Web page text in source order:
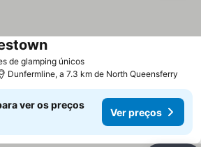
de glamping únicosVer preços
Ver preços
Dunfermline, a 7.3 km de North Queensferry
ver os preços
Ver preços